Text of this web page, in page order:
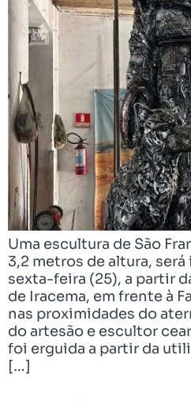
Uma escultura de São
3,2 metros de altura,
sexta-feira (25), a partir
de Iracema, em frente à
nas proximidades do
do artesão e escultor
foi erguida a partir da
[…]